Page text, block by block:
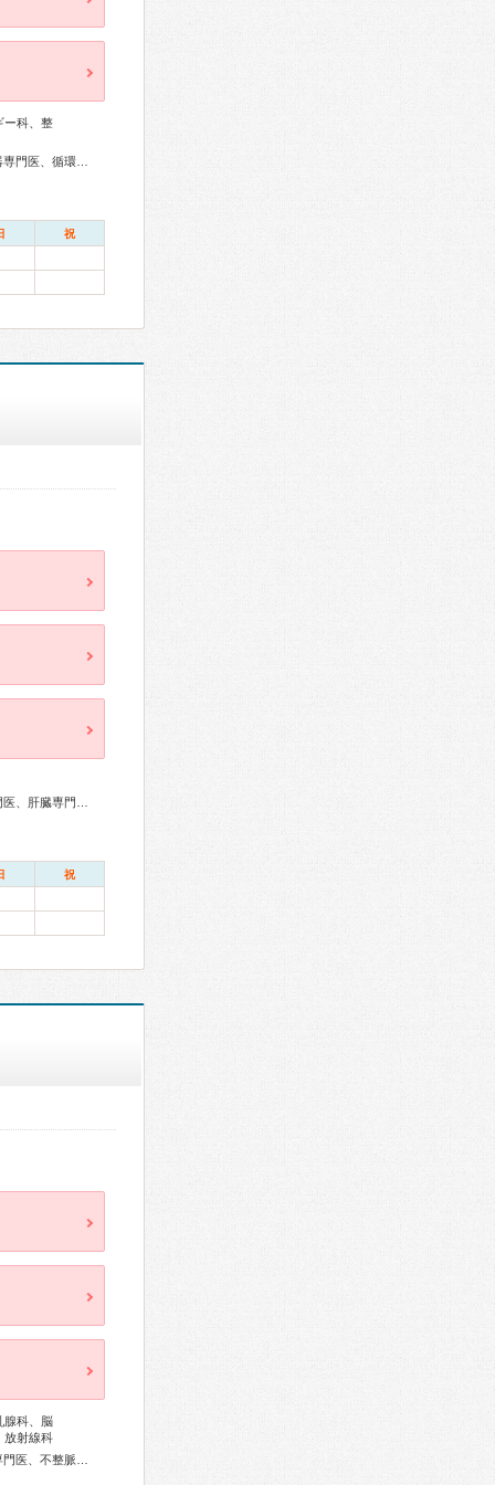
ー科、整
祝
祝
腺科、脳
放射線科